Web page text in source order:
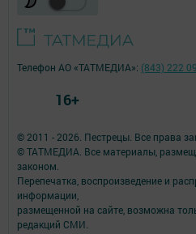
© 2011 - 2026. Пестрецы. Все права
© ТАТМЕДИА. Все материалы,
законом.
Перепечатка, воспроизведение и
информации,
размещенной на сайте, возможна
редакций СМИ.
Телефон АО «ТАТМЕДИА»: (843) 222
16+